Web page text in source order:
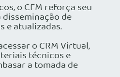
o CFM reforça seu
de
e atualizadas.
o CRM Virtual,
técnicos e
a tomada de